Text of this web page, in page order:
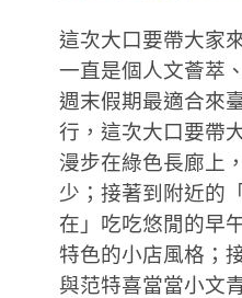
這次大口要帶大家
一直是個人文薈萃
週末假期最適合來
行，這次大口要帶
漫步在綠色長廊上
少；接著到附近的
在」吃吃悠閒的早
特色的小店風格；
與范特喜當當小文